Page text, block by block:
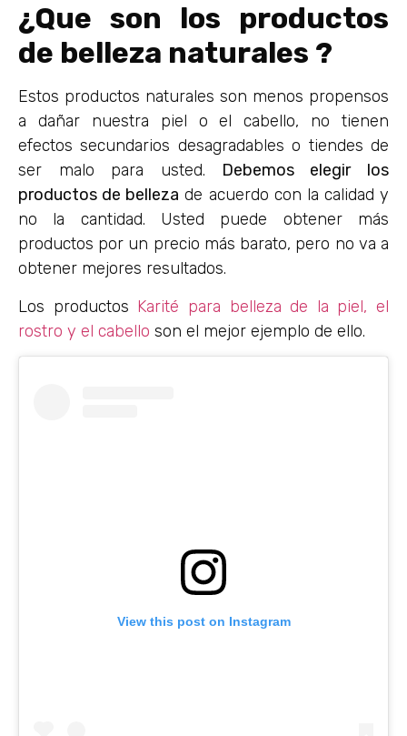
¿Que son los productos
de belleza naturales ?
Estos productos naturales son menos propensos
a dañar nuestra piel o el cabello, no tienen
efectos secundarios desagradables o tiendes de
ser malo para usted. Debemos elegir los
productos de belleza de acuerdo con la calidad y
no la cantidad. Usted puede obtener más
productos por un precio más barato, pero no va a
obtener mejores resultados.
Los productos Karité para belleza de la piel, el
rostro y el cabello son el mejor ejemplo de ello.
View this post on Instagram